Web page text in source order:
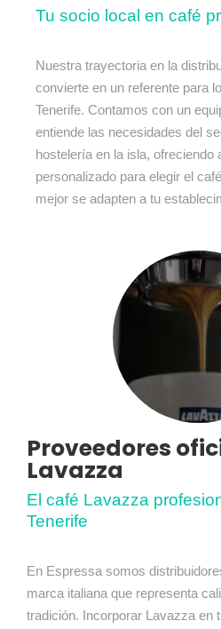
Tu socio local en café
Nuestra trayectoria en la
convierte en un referente para
Tenerife. Contamos con un
entiende las necesidades del
hostelería en la isla, ofreciendo
personalizado para elegir el
mejor se adapten a tu
Proveedores
Lavazza
El café Lavazza
Tenerife
En Espressa somos
marca italiana que representa
tradición. Incorporar Lavazza en